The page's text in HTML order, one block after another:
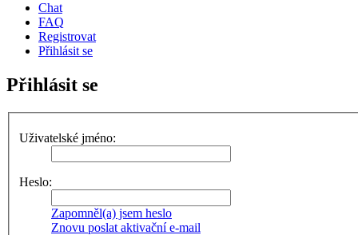
Chat
FAQ
Registrovat
Přihlásit se
Přihlásit se
Uživatelské jméno:
Heslo:
Zapomněl(a) jsem heslo
Znovu poslat aktivační e-mail